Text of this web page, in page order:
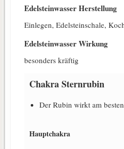
Edelsteinwasser Herstellung
Einlegen, Edelsteinschale,
Edelsteinwasser Wirkung
besonders kräftig
Chakra Sternrubin
Der Rubin wirkt am
Hauptchakra